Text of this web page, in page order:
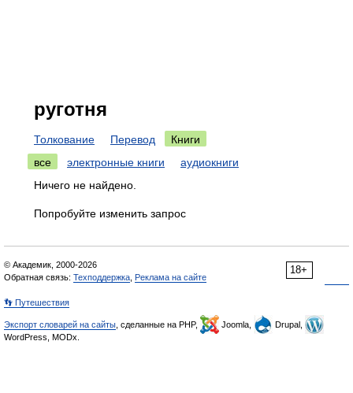
руготня
Толкование Перевод
Книги
все
электронные книги
аудиокниги
Ничего не найдено.
Попробуйте изменить запрос
18+
© Академик, 2000-2026
Обратная связь: Техподдержка Реклама на сайте
👣 Путешествия
Экспорт словарей на сайты , сделанные на PHP, Joomla,
Drupal,
WordPress, MODx.